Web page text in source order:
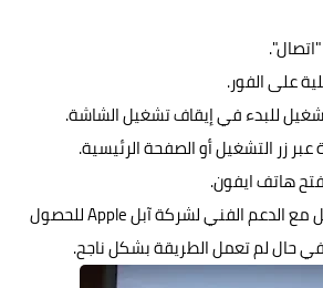
على الفور.
للبدء في إيقاف تشغيل الشاشة.
زر التشغيل أو الصفحة الرئيسية.
هاتف ايفون.
مع الدعم الفني لشركةآبل
Apple للحصول
حال لم تعمل الطريقة بشكل ناجح.